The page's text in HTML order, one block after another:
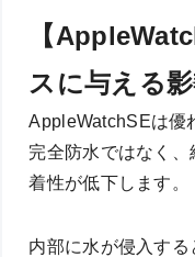
【
スに与える影
AppleWatchSEは優
完全防水ではなく
着性が低下します。
内部に水が侵入す